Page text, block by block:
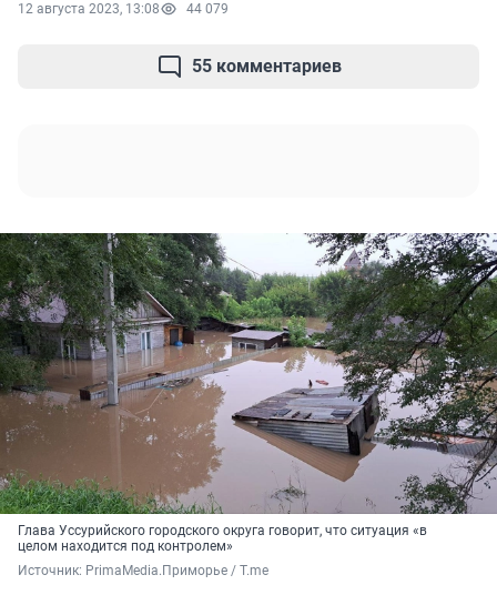
12 августа 2023, 13:08 44 079
55 комментариев
Глава Уссурийского городского округа говорит, что ситуация «в
целом находится под контролем»
Источник: PrimaMedia.Приморье / T.me